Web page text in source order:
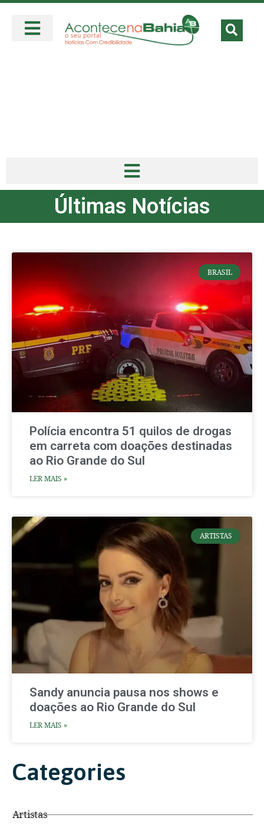
Últimas Notícias
BRASIL
Polícia encontra 51 quilos de drogas
em carreta com doações destinadas
ao Rio Grande do Sul
LER MAIS »
ARTISTAS
Sandy anuncia pausa nos shows e
doações ao Rio Grande do Sul
LER MAIS »
Categories
Artistas